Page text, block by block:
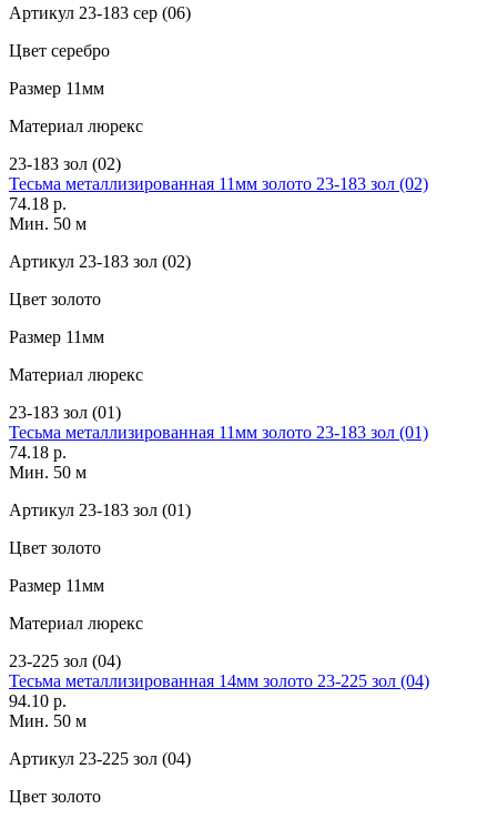
Артикул 23-183 сер (06)
Цвет серебро
Размер 11мм
Материал люрекс
23-183 зол (02)
Тесьма металлизированная 11мм золото 23-183 зол (02)
74.18 р.
Мин. 50 м
Артикул 23-183 зол (02)
Цвет золото
Размер 11мм
Материал люрекс
23-183 зол (01)
Тесьма металлизированная 11мм золото 23-183 зол (01)
74.18 р.
Мин. 50 м
Артикул 23-183 зол (01)
Цвет золото
Размер 11мм
Материал люрекс
23-225 зол (04)
Тесьма металлизированная 14мм золото 23-225 зол (04)
94.10 р.
Мин. 50 м
Артикул 23-225 зол (04)
Цвет золото